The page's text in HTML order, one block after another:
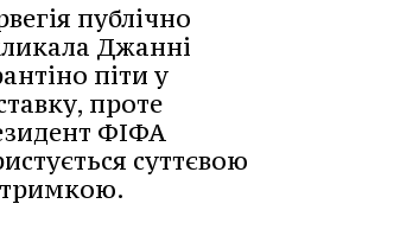
публічно
Джанні
піти у
проте
ФІФА
суттєвою